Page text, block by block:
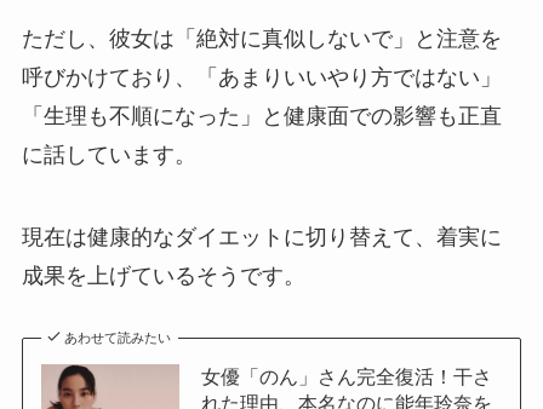
ただし、彼女は「絶対に真似しないで」と注意を
呼びかけており、「あまりいいやり方ではない」
「生理も不順になった」と健康面での影響も正直
に話しています。
現在は健康的なダイエットに切り替えて、着実に
成果を上げているそうです。
あわせて読みたい
女優「のん」さん完全復活！干さ
れた理由、本名なのに能年玲奈を